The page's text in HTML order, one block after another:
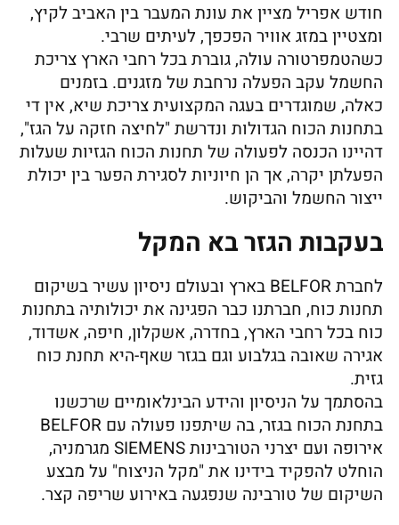
חודש אפריל מציין את עונת המעבר בין האביב לקיץ,
ומצטיין במזג אוויר הפכפך, לעיתים שרבי.
כשהטמפרטורה עולה, גוברת בכל רחבי הארץ צריכת
החשמל עקב הפעלה נרחבת של מזגנים. בזמנים
כאלה, שמוגדרים בעגה המקצועית צריכת שיא, אין די
בתחנות הכוח הגדולות ונדרשת "לחיצה חזקה על הגז",
דהיינו הכנסה לפעולה של תחנות הכוח הגזיות שעלות
הפעלתן יקרה, אך הן חיוניות לסגירת הפער בין יכולת
ייצור החשמל והביקוש.
בעקבות הגזר בא המקל
לחברת BELFOR בארץ ובעולם ניסיון עשיר בשיקום
תחנות כוח, חברתנו כבר הפגינה את יכולותיה בתחנות
כוח בכל רחבי הארץ, בחדרה, אשקלון, חיפה, אשדוד,
אגירה שאובה בגלבוע וגם בגזר שאף-היא תחנת כוח
גזית.
בהסתמך על הניסיון והידע הבינלאומיים שרכשנו
בתחנת הכוח בגזר, בה שיתפנו פעולה עם BELFOR
אירופה ועם יצרני הטורבינות SIEMENS מגרמניה,
הוחלט להפקיד בידינו את "מקל הניצוח" על מבצע
השיקום של טורבינה שנפגעה באירוע שריפה קצר.